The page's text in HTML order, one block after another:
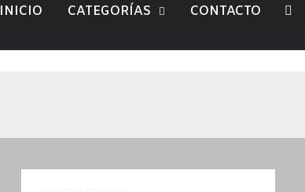
INICIO CATEGORÍAS CONTACTO